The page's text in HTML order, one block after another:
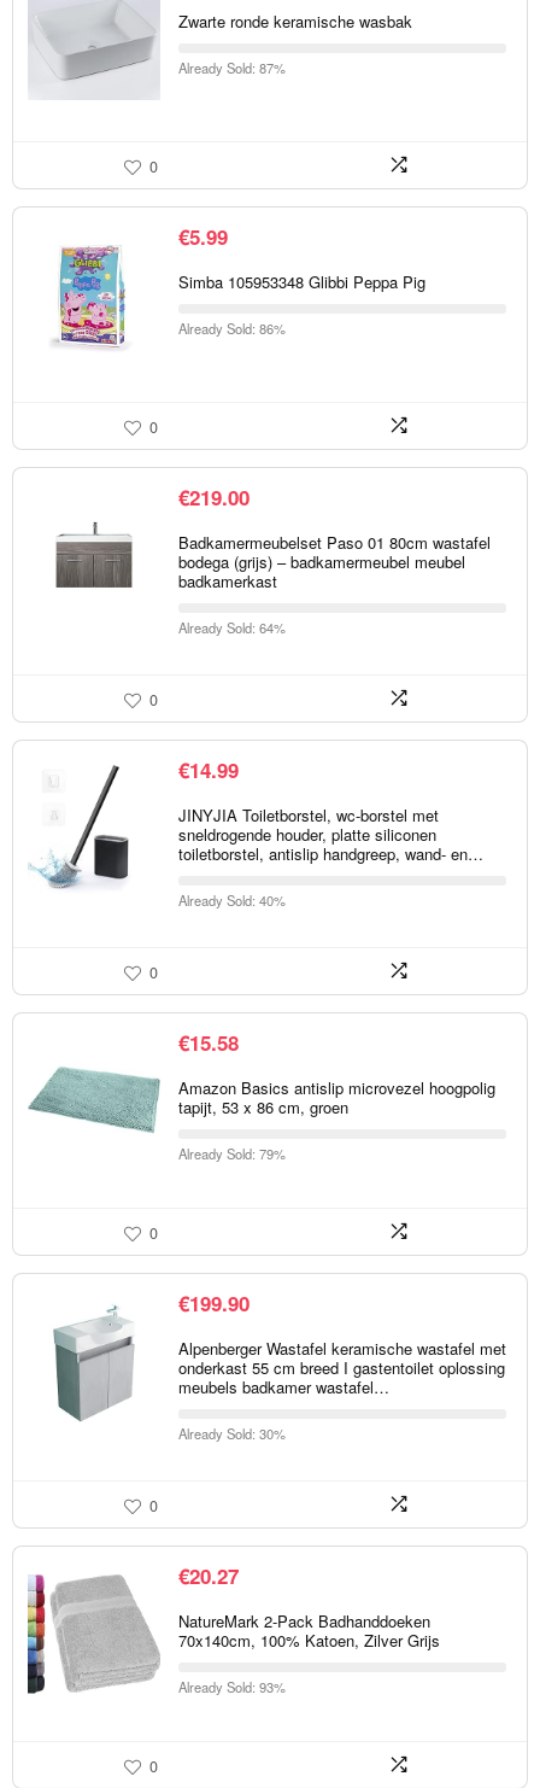
Zwarte ronde keramische wasbak
Already Sold: 87%
0
€5.99
Simba 105953348 Glibbi Peppa Pig
Already Sold: 86%
0
€219.00
Badkamermeubelset Paso 01 80cm wastafel
bodega (grijs) – badkamermeubel meubel
badkamerkast
Already Sold: 64%
0
€14.99
JINYJIA Toiletborstel, wc-borstel met
sneldrogende houder, platte siliconen
toiletborstel, antislip handgreep, wand- en…
Already Sold: 40%
0
€15.58
Amazon Basics antislip microvezel hoogpolig
tapijt, 53 x 86 cm, groen
Already Sold: 79%
0
€199.90
Alpenberger Wastafel keramische wastafel met
onderkast 55 cm breed I gastentoilet oplossing
meubels badkamer wastafel…
Already Sold: 30%
0
€20.27
NatureMark 2-Pack Badhanddoeken
70x140cm, 100% Katoen, Zilver Grijs
Already Sold: 93%
0